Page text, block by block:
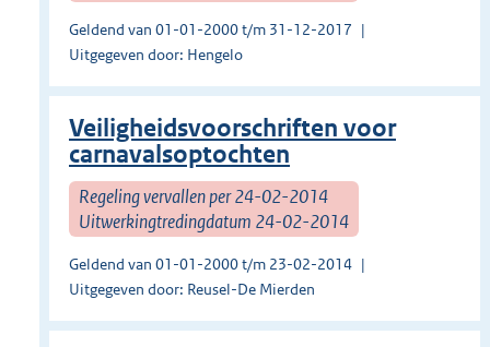
Geldend van 01-01-2000 t/m 31-12-2017
Uitgegeven door: Hengelo
Veiligheidsvoorschriften voor
carnavalsoptochten
Regeling vervallen per 24-02-2014
Uitwerkingtredingdatum 24-02-2014
Geldend van 01-01-2000 t/m 23-02-2014
Uitgegeven door: Reusel-De Mierden